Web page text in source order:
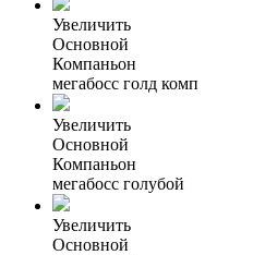
Увеличить
Основной
Компаньон
мегабосс голд комп
Увеличить
Основной
Компаньон
мегабосс голубой
Увеличить
Основной